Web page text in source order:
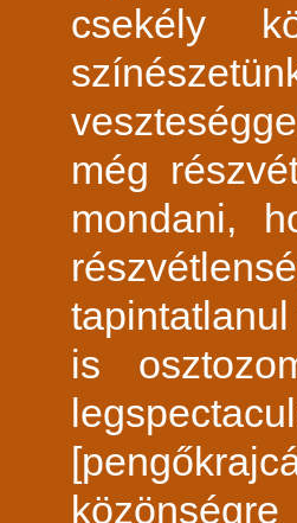
csekély
még
mondani,
is